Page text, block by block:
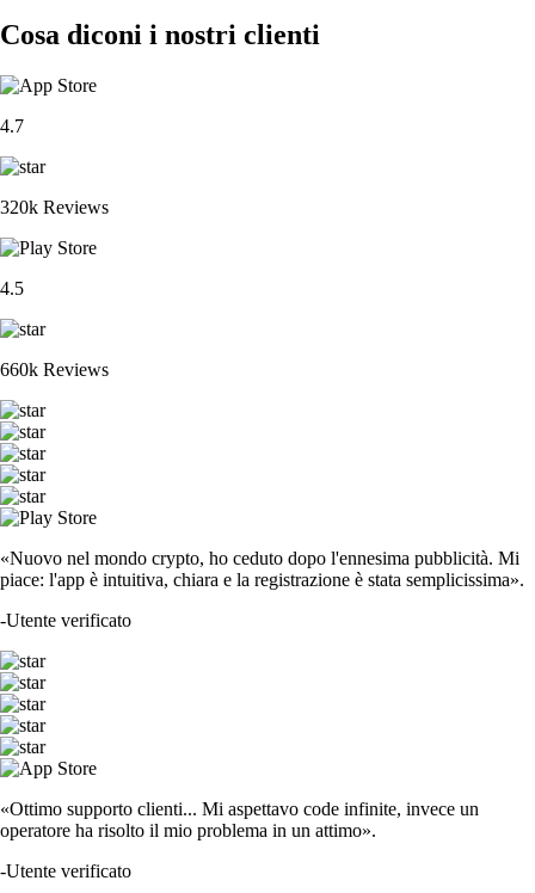
Cosa diconi i nostri clienti
4.7
320k Reviews
4.5
660k Reviews
«Nuovo nel mondo crypto, ho ceduto dopo l'ennesima pubblicità. Mi
piace: l'app è intuitiva, chiara e la registrazione è stata semplicissima».
-Utente verificato
«Ottimo supporto clienti... Mi aspettavo code infinite, invece un
operatore ha risolto il mio problema in un attimo».
-Utente verificato